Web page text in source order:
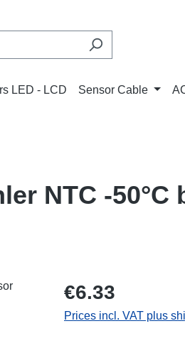
LED - LCD Sensor Cable
NTC -50°C
Regular price:
€6.33
Prices incl. VAT plus